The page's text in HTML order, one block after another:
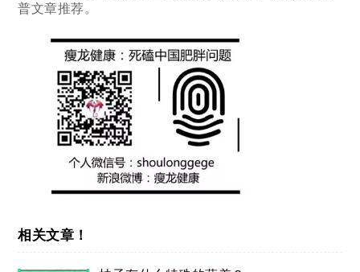
普文章推荐。
相关文章！